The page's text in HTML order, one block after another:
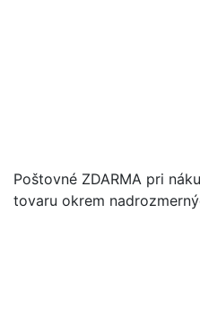
Poštovné ZDARMA pri
tovaru okrem